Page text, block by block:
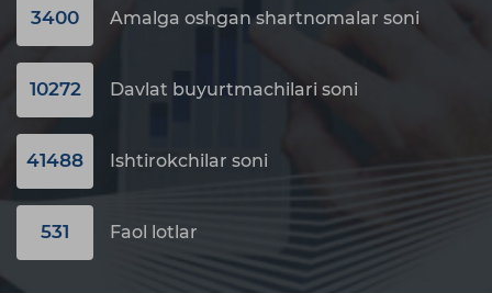
3400 Amalga oshgan shartnomalar soni
10272 Davlat buyurtmachilari soni
41488 Ishtirokchilar soni
531 Faol lotlar